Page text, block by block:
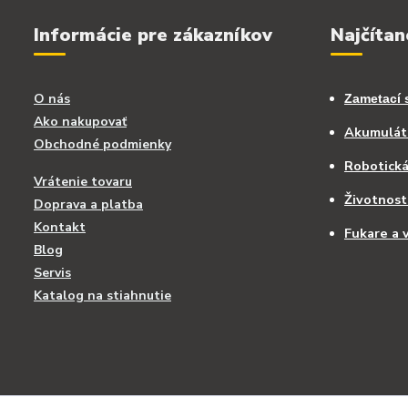
Informácie pre zákazníkov
O nás
Ako nakupovať
Obchodné podmienky
Vrátenie tovaru
Doprava a platba
Kontakt
Blog
Servis
Katalog na stiahnutie
Zametací
Fukare a